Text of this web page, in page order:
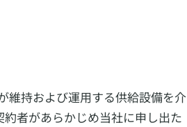
維持および運用する供給設備を介
者があらかじめ当社に申し出た